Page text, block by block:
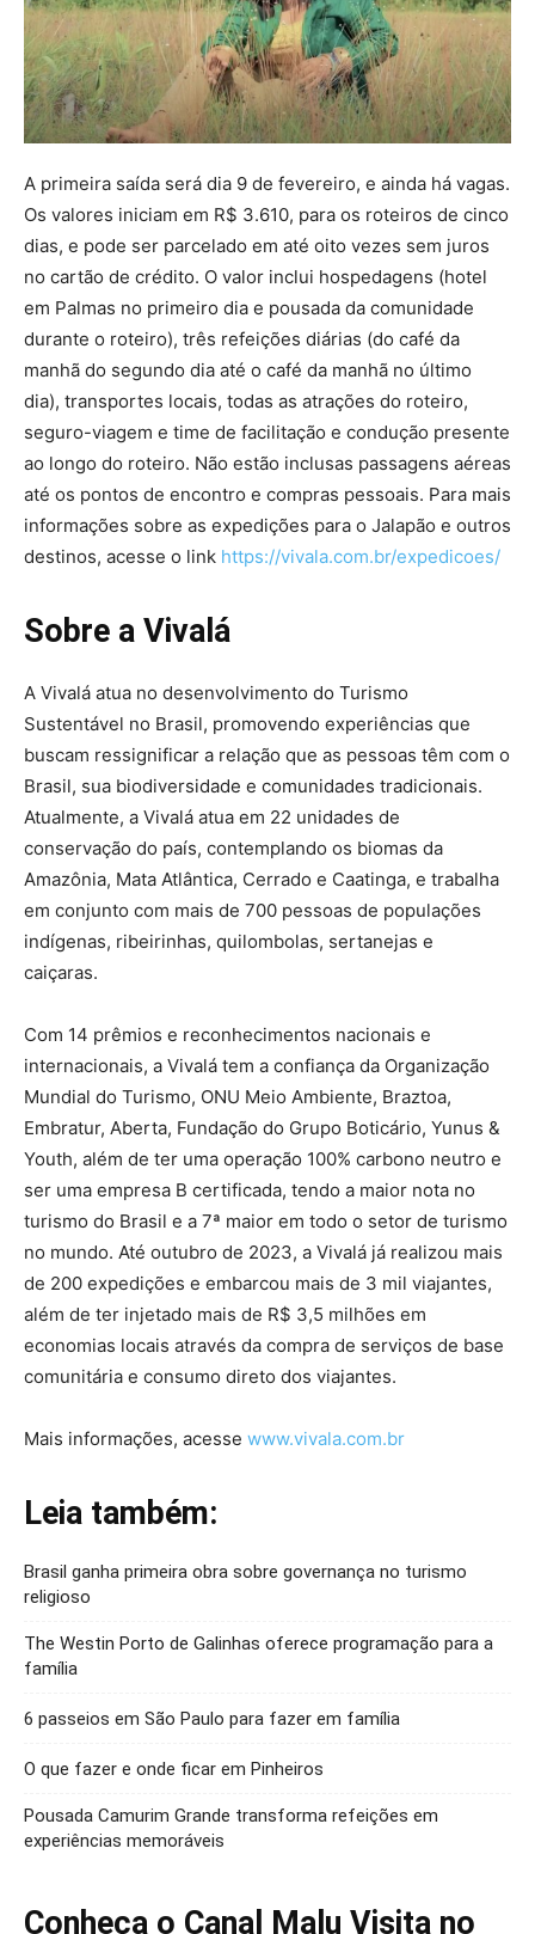
A primeira saída será dia 9 de fevereiro, e ainda há vagas.
Os valores iniciam em R$ 3.610, para os roteiros de cinco
dias, e pode ser parcelado em até oito vezes sem juros
no cartão de crédito. O valor inclui hospedagens (hotel
em Palmas no primeiro dia e pousada da comunidade
durante o roteiro), três refeições diárias (do café da
manhã do segundo dia até o café da manhã no último
dia), transportes locais, todas as atrações do roteiro,
seguro-viagem e time de facilitação e condução presente
ao longo do roteiro. Não estão inclusas passagens aéreas
até os pontos de encontro e compras pessoais. Para mais
informações sobre as expedições para o Jalapão e outros
destinos, acesse o link https://vivala.com.br/expedicoes/
Sobre a Vivalá
A Vivalá atua no desenvolvimento do Turismo
Sustentável no Brasil, promovendo experiências que
buscam ressignificar a relação que as pessoas têm com o
Brasil, sua biodiversidade e comunidades tradicionais.
Atualmente, a Vivalá atua em 22 unidades de
conservação do país, contemplando os biomas da
Amazônia, Mata Atlântica, Cerrado e Caatinga, e trabalha
em conjunto com mais de 700 pessoas de populações
indígenas, ribeirinhas, quilombolas, sertanejas e
caiçaras.
Com 14 prêmios e reconhecimentos nacionais e
internacionais, a Vivalá tem a confiança da Organização
Mundial do Turismo, ONU Meio Ambiente, Braztoa,
Embratur, Aberta, Fundação do Grupo Boticário, Yunus &
Youth, além de ter uma operação 100% carbono neutro e
ser uma empresa B certificada, tendo a maior nota no
turismo do Brasil e a 7ª maior em todo o setor de turismo
no mundo. Até outubro de 2023, a Vivalá já realizou mais
de 200 expedições e embarcou mais de 3 mil viajantes,
além de ter injetado mais de R$ 3,5 milhões em
economias locais através da compra de serviços de base
comunitária e consumo direto dos viajantes.
Mais informações, acesse www.vivala.com.br
Leia também:
Brasil ganha primeira obra sobre governança no turismo
religioso
The Westin Porto de Galinhas oferece programação para a
família
6 passeios em São Paulo para fazer em família
O que fazer e onde ficar em Pinheiros
Pousada Camurim Grande transforma refeições em
experiências memoráveis
Conheça o Canal Malu Visita no